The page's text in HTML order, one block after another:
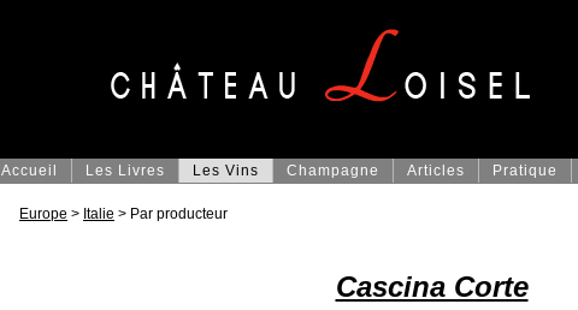
Accueil Les Livres Les Vins Champagne Articles Pratique
Europe > Italie > Par producteur
Cascina Corte